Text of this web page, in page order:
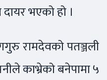
भएको हो ।
रामदेवको पतञ्जली
काभ्रेको बनेपामा ५